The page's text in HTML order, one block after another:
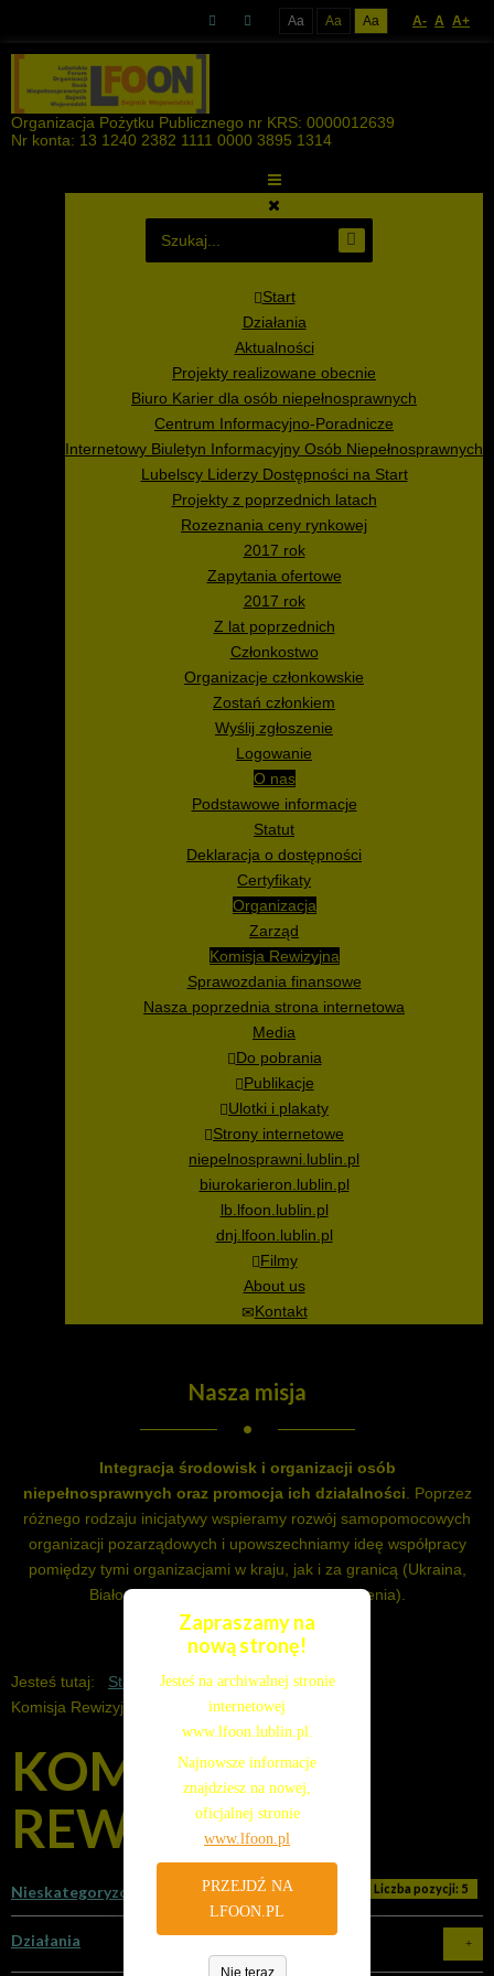
Aa Aa Aa A- A A+
Organizacja Pożytku Publicznego nr KRS: 0000012639
Nr konta: 13 1240 2382 1111 0000 3895 1314
Start
Działania
Aktualności
Projekty realizowane obecnie
Biuro Karier dla osób niepełnosprawnych
Centrum Informacyjno-Poradnicze
Internetowy Biuletyn Informacyjny Osób Niepełnosprawnych
Lubelscy Liderzy Dostępności na Start
Projekty z poprzednich latach
Rozeznania ceny rynkowej
2017 rok
Zapytania ofertowe
2017 rok
Z lat poprzednich
Członkostwo
Organizacje członkowskie
Zostań członkiem
Wyślij zgłoszenie
Logowanie
O nas
Podstawowe informacje
Statut
Deklaracja o dostępności
Certyfikaty
Organizacja
Zarząd
Komisja Rewizyjna
Sprawozdania finansowe
Nasza poprzednia strona internetowa
Media
Do pobrania
Publikacje
Ulotki i plakaty
Strony internetowe
niepelnosprawni.lublin.pl
biurokarieron.lublin.pl
lb.lfoon.lublin.pl
dnj.lfoon.lublin.pl
Filmy
About us
Kontakt
Nasza misja
Integracja środowisk i organizacji osób
niepełnosprawnych oraz promocja ich działalności . Poprzez
różnego rodzaju inicjatywy wspieramy rozwój samopomocowych
organizacji pozarządowych i upowszechniamy ideę współpracy
pomiędzy tymi organizacjami w kraju, jak i za granicą (Ukraina,
Białoruś, Francja, Wielka Brytania, Słowenia).
Misja LFOON-SW
Jesteś tutaj: Start O nas
Organizacja
Komisja Rewizyjna
KOMISJA
REWIZYJNA
Nieskategoryzowane Liczba pozycji: 5
Działania
Zapraszamy na
nową stronę!
Jesteś na archiwalnej stronie
internetowej
www.lfoon.lublin.pl.
Najnowsze informacje
znajdziesz na nowej,
oficjalnej stronie
www.lfoon.pl
PRZEJDŹ NA
LFOON.PL
Nie teraz